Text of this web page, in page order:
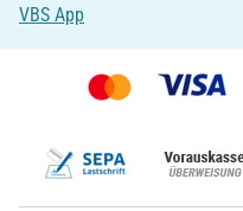
VBS App